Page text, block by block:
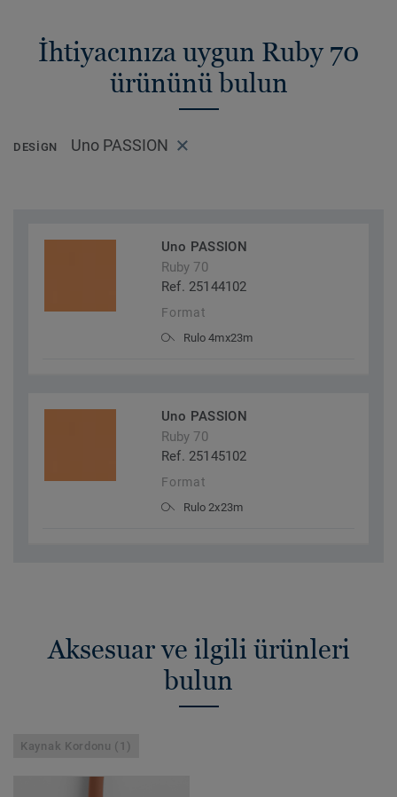
İhtiyacınıza uygun Ruby 70
ürününü bulun
DESIGN Uno PASSION
Uno PASSION
Ruby 70
Ref. 25144102
Format
Rulo 4mx23m
Uno PASSION
Ruby 70
Ref. 25145102
Format
Rulo 2x23m
Aksesuar ve ilgili ürünleri
bulun
Kaynak Kordonu (1)